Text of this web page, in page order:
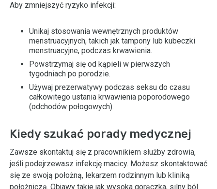
Aby zmniejszyć ryzyko infekcji:
Unikaj stosowania wewnętrznych produktów
menstruacyjnych, takich jak tampony lub kubeczki
menstruacyjne, podczas krwawienia.
Powstrzymaj się od kąpieli w pierwszych
tygodniach po porodzie.
Używaj prezerwatywy podczas seksu do czasu
całkowitego ustania krwawienia poporodowego
(odchodów połogowych).
Kiedy szukać porady medycznej
Zawsze skontaktuj się z pracownikiem służby zdrowia,
jeśli podejrzewasz infekcję macicy. Możesz skontaktować
się ze swoją położną, lekarzem rodzinnym lub kliniką
położniczą. Objawy takie jak wysoka gorączka, silny ból